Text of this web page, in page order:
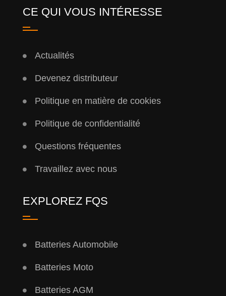
CE QUI VOUS INTÉRESSE
Actualités
Devenez distributeur
Politique en matière de cookies
Politique de confidentialité
Questions fréquentes
Travaillez avec nous
EXPLOREZ FQS
Batteries Automobile
Batteries Moto
Batteries AGM